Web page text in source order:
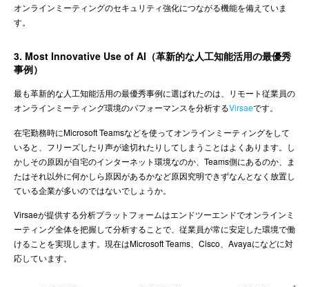
オンラインミーティングのセキュリティ強化につながる機能を備えていま
す。
3. Most Innovative Use of AI（革新的な人工知能活用の最優秀
事例）
最も革新的な人工知能活用の最優秀事例に選ばれたのは、リモート従業員の
オンラインミーティング環境のパフォーマンスを分析するVirsaeです。
在宅勤務時にMicrosoft Teamsなどを使ってオンラインミーティングをして
いると、フリーズしたり声が途切れたりしてしまうことはよくあります。し
かしその原因が自宅のインターネット環境なのか、Teams側にあるのか、ま
たはそれ以外に何かしら原因があるかなど原因究明できずなんとなく放置し
ている企業が多いのではないでしょうか。
Virsaeが提供する分析プラットフォームはエンドツーエンドでオンラインミ
ーティング全体を把握して分析することで、従業員が常に安定した環境で働
けることを実現します。現在はMicrosoft Teams、Cisco、Avayaになどに対
応しています。